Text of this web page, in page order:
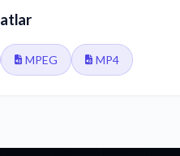
MPEG MP4